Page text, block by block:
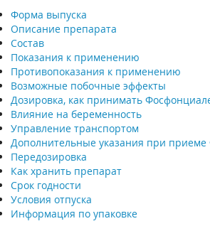
Форма выпуска
Описание препарата
Состав
Показания к применению
Противопоказания к применению
Возможные побочные эффекты
Дозировка, как принимать
Влияние на беременность
Управление транспортом
Дополнительные указания при
Передозировка
Как хранить препарат
Срок годности
Условия отпуска
Информация по упаковке